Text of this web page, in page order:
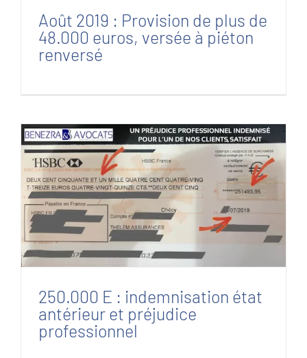
Août 2019 : Provision de plus de
48.000 euros, versée à piéton
renversé
250.000 E : indemnisation état antérieur et
préjudice professionnel
250.000 E : indemnisation état
antérieur et préjudice
professionnel